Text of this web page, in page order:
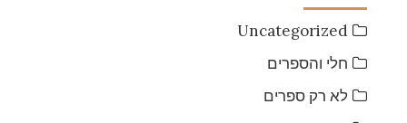
Uncategorized
חלי והספרים
לא רק ספרים